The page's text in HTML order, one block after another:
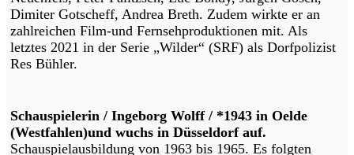
Dimiter Gotscheff, Andrea Breth. Zudem wirkte er an
zahlreichen Film-und Fernsehproduktionen mit. Als
letztes 2021 in der Serie „Wilder“ (SRF) als Dorfpolizist
Res Bühler.
Schauspielerin / Ingeborg Wolff / *1943 in Oelde
(Westfahlen)und wuchs in Düsseldorf auf.
Schauspielausbildung von 1963 bis 1965. Es folgten